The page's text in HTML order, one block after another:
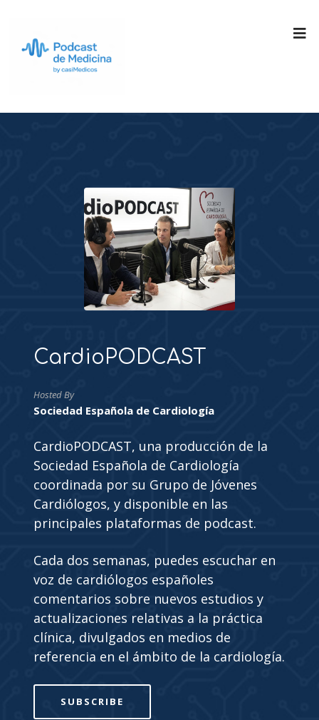
CardioPODCAST
Hosted By
Sociedad Española de Cardiología
CardioPODCAST, una producción de la
Sociedad Española de Cardiología
coordinada por su Grupo de Jóvenes
Cardiólogos, y disponible en las
principales plataformas de podcast.
Cada dos semanas, puedes escuchar en
voz de cardiólogos españoles
comentarios sobre nuevos estudios y
actualizaciones relativas a la práctica
clínica, divulgados en medios de
referencia en el ámbito de la cardiología.
SUBSCRIBE